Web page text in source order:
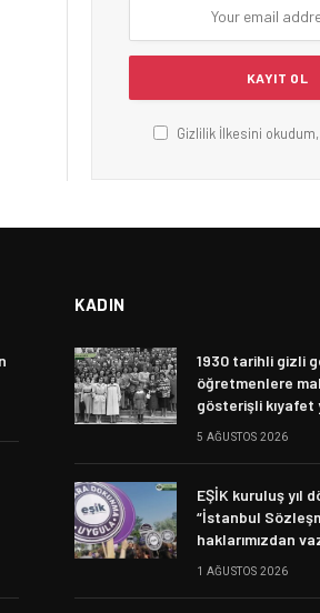
Gizlilik İlkesini
KADIN
1930 tarihli gizli
öğretmenlere
gösterişli kıyafet
5 AĞUSTOS 2026
EŞİK kuruluş yıl
“İstanbul
haklarımızdan
1 AĞUSTOS 2026